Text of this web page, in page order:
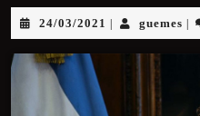
24/03/2021 guemes